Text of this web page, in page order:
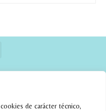
de carácter técnico,